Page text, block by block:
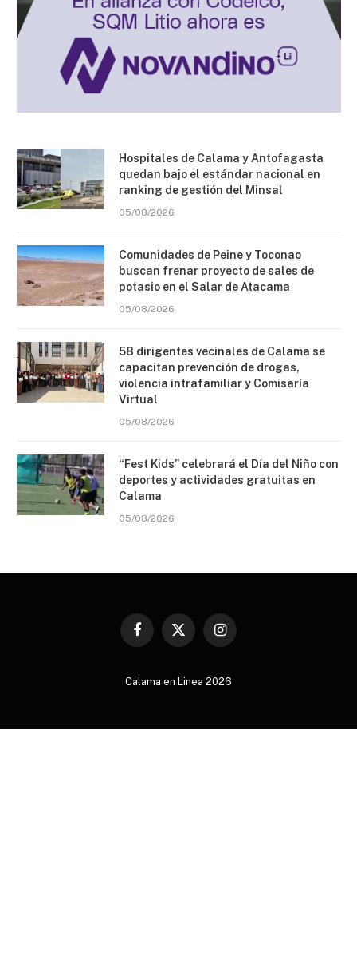
Hospitales de Calama y Antofagasta
quedan bajo el estándar nacional en
ranking de gestión del Minsal
05/08/2026
Comunidades de Peine y Toconao
buscan frenar proyecto de sales de
potasio en el Salar de Atacama
05/08/2026
58 dirigentes vecinales de Calama se
capacitan prevención de drogas,
violencia intrafamiliar y Comisaría
Virtual
05/08/2026
“Fest Kids” celebrará el Día del Niño con
deportes y actividades gratuitas en
Calama
05/08/2026
Facebook
X
Instagram
Calama en Linea 2026